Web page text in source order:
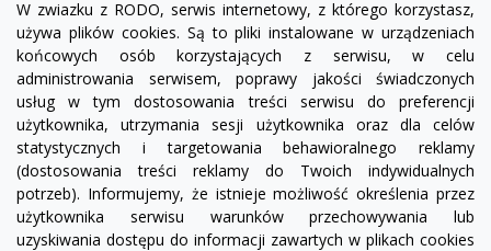
FacebookYouTubePinterest
W zwiazku z RODO, serwis internetowy, z którego korzystasz,
używa plików cookies. Są to pliki instalowane w urządzeniach
końcowych osób korzystających z serwisu, w celu
administrowania serwisem, poprawy jakości świadczonych
usług w tym dostosowania treści serwisu do preferencji
użytkownika, utrzymania sesji użytkownika oraz dla celów
statystycznych i targetowania behawioralnego reklamy
(dostosowania treści reklamy do Twoich indywidualnych
potrzeb). Informujemy, że istnieje możliwość określenia przez
użytkownika serwisu warunków przechowywania lub
uzyskiwania dostępu do informacji zawartych w plikach cookies